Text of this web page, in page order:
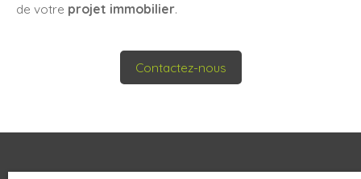
de votre projet immobilier.
Contactez-nous